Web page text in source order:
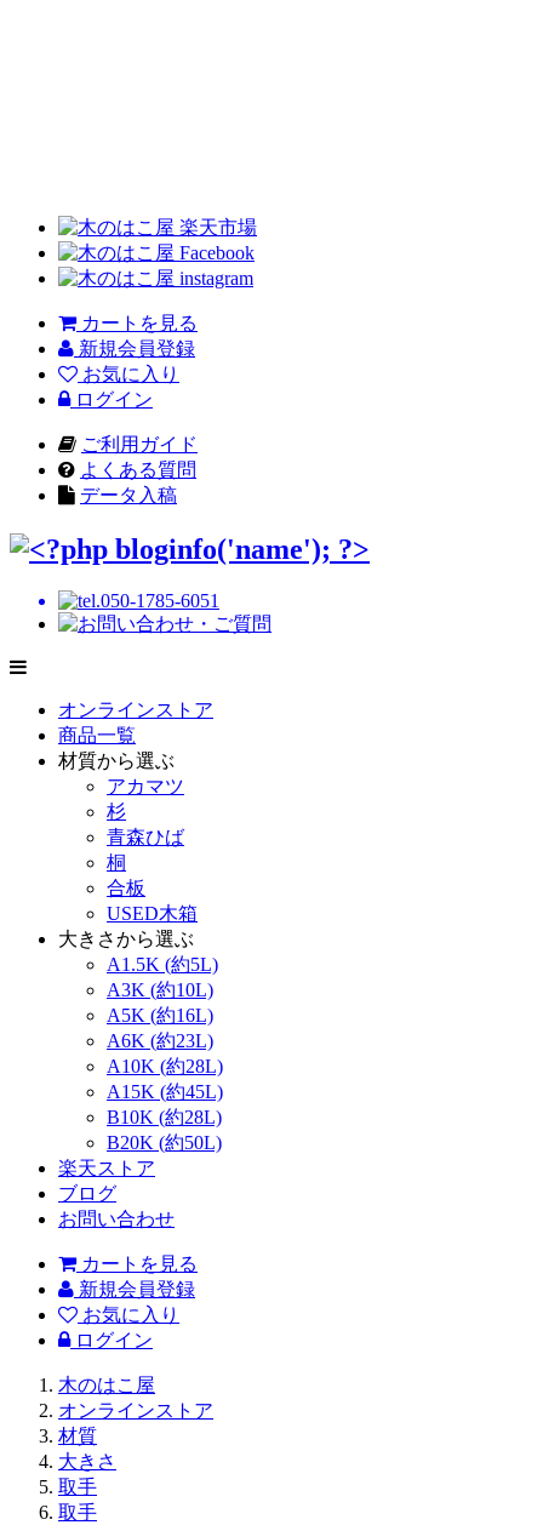
カートを見る
新規会員登録
お気に入り
ログイン
ご利用ガイド
よくある質問
データ入稿
オンラインストア
商品一覧
材質から選ぶ
アカマツ
杉
青森ひば
桐
合板
USED木箱
大きさから選ぶ
A1.5K (約5L)
A3K (約10L)
A5K (約16L)
A6K (約23L)
A10K (約28L)
A15K (約45L)
B10K (約28L)
B20K (約50L)
楽天ストア
ブログ
お問い合わせ
カートを見る
新規会員登録
お気に入り
ログイン
木のはこ屋
オンラインストア
材質
大きさ
取手
取手